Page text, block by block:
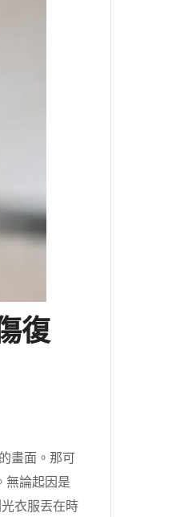
復
畫面。那可
無論起因是
衣服丟在時